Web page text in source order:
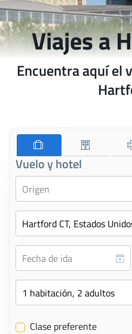
Viajes a
Encuentra aquí el
Vuelo y hotel
✔ Clase preferente